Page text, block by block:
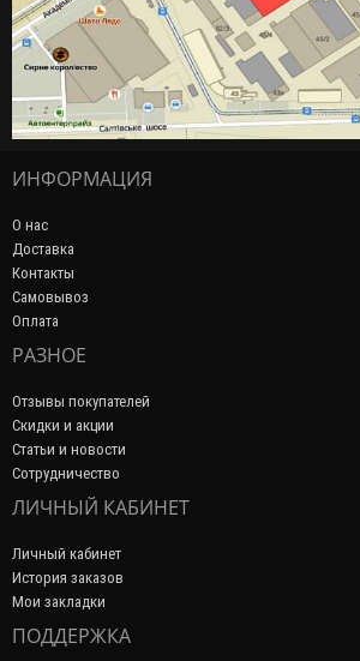
ИНФОРМАЦИЯ
О нас
Доставка
Контакты
Самовывоз
Оплата
РАЗНОЕ
Отзывы покупателей
Скидки и акции
Статьи и новости
Сотрудничество
ЛИЧНЫЙ КАБИНЕТ
Личный кабинет
История заказов
Мои закладки
ПОДДЕРЖКА